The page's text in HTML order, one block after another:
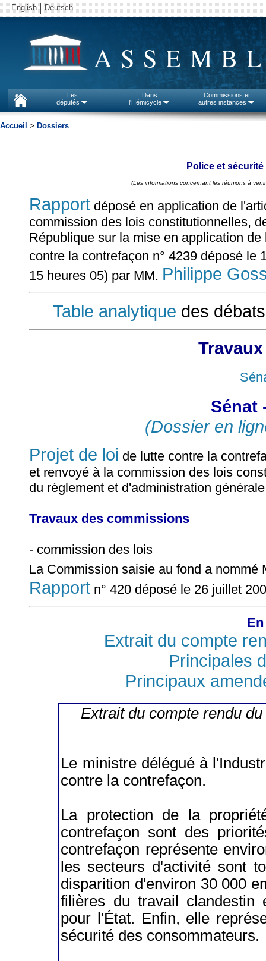
English Deutsch
Les
députés
Dans
l'Hémicycle
Commissions et
autres instances
Accueil > Dossiers
Police et
(Les informations concernant les réunions à
Rapport déposé en application de
commission des lois constitutionnelles,
République sur la mise en application
contre la contrefaçon n° 4239 déposé le
15 heures 05) par MM. Philippe
Table analytique des
Sénat
(Dossier en
Projet de loi de lutte contre la
et renvoyé à la commission des lois
du règlement et d'administration générale
Travaux des commissions
- commission des lois
La Commission saisie au fond a nommé
Rapport n° 420 déposé le 26 juillet
Extrait du compte
Principales
Principaux
Extrait du compte rendu
Le ministre délégué à
contre la contrefaçon.
La protection de la
contrefaçon sont des
contrefaçon représente
les secteurs d'activité sont
disparition d'environ 30 000
filières du travail clandestin
pour l'État. Enfin, elle
sécurité des consommateurs.